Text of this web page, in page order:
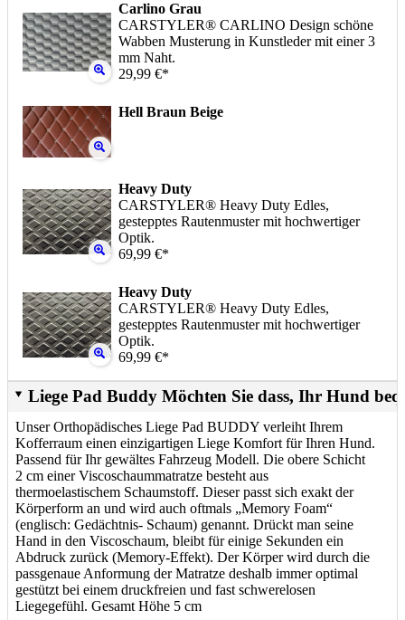
Carlino Grau
CARSTYLER® CARLINO Design schöne
Wabben Musterung in Kunstleder mit einer 3
mm Naht.
29,99 €*
Hell Braun Beige
Heavy Duty
CARSTYLER® Heavy Duty Edles,
gestepptes Rautenmuster mit hochwertiger
Optik.
69,99 €*
Heavy Duty
CARSTYLER® Heavy Duty Edles,
gestepptes Rautenmuster mit hochwertiger
Optik.
69,99 €*
Liege Pad Buddy Möchten Sie dass, Ihr Hund
Unser Orthopädisches Liege Pad BUDDY verleiht Ihrem
Kofferraum einen einzigartigen Liege Komfort für Ihren Hund.
Passend für Ihr gewältes Fahrzeug Modell. Die obere Schicht
2 cm einer Viscoschaummatratze besteht aus
thermoelastischem Schaumstoff. Dieser passt sich exakt der
Körperform an und wird auch oftmals „Memory Foam“
(englisch: Gedächtnis- Schaum) genannt. Drückt man seine
Hand in den Viscoschaum, bleibt für einige Sekunden ein
Abdruck zurück (Memory-Effekt). Der Körper wird durch die
passgenaue Anformung der Matratze deshalb immer optimal
gestützt bei einem druckfreien und fast schwerelosen
Liegegefühl. Gesamt Höhe 5 cm